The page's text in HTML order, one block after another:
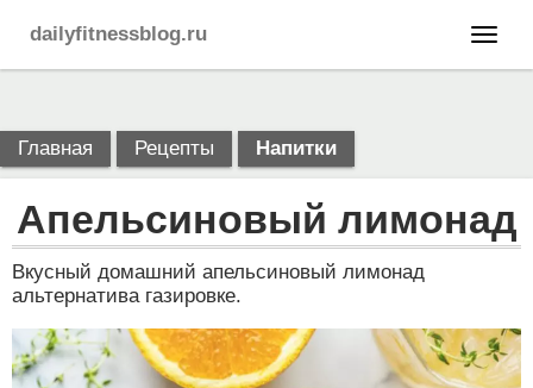
dailyfitnessblog.ru
Главная Рецепты Напитки
Апельсиновый лимонад
Вкусный домашний апельсиновый лимонад
альтернатива газировке.